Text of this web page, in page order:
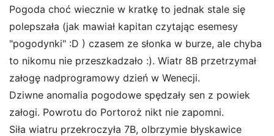
Pogoda choć wiecznie w kratkę to jednak stale się
polepszała (jak mawiał kapitan czytając esemesy
"pogodynki" :D ) czasem ze słonka w burze, ale chyba
to nikomu nie przeszkadzało :). Wiatr 8B przetrzymał
załogę nadprogramowy dzień w Wenecji.
Dziwne anomalia pogodowe spędzały sen z powiek
załogi. Powrotu do Portoroż nikt nie zapomni.
Siła wiatru przekroczyła 7B, olbrzymie błyskawice